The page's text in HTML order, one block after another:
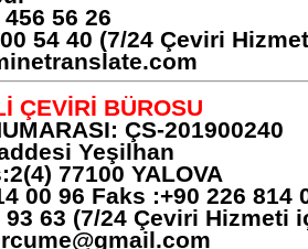
56 26
54 40 (7/24 Çeviri
ÇEVİRİ BÜROSU
ÇS-201900240
Yeşilhan
77100 YALOVA
00 96 Faks :+90 226 814
93 63 (7/24 Çeviri Hizmeti